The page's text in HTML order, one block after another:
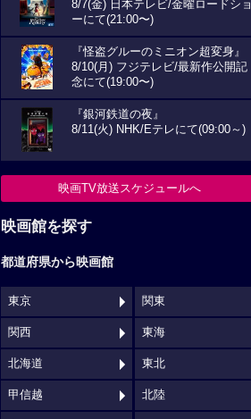
8/7(金) 日本テレビ/金曜ロードショ
ーにて(21:00〜)
『怪盗グルーのミニオン超変身』
8/10(月) フジテレビ/最新作公開記
念にて(19:00〜)
『銀河鉄道の夜』
8/11(火) NHK/Eテレにて(09:00～)
映画TV放送スケジュールへ
映画館を探す
都道府県から映画館
東京 関東
関西 東海
北海道 東北
甲信越 北陸